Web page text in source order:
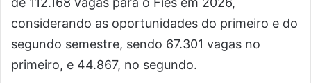
considerando as oportunidades do primeiro e do
segundo semestre, sendo 67.301 vagas no
primeiro, e 44.867, no segundo.